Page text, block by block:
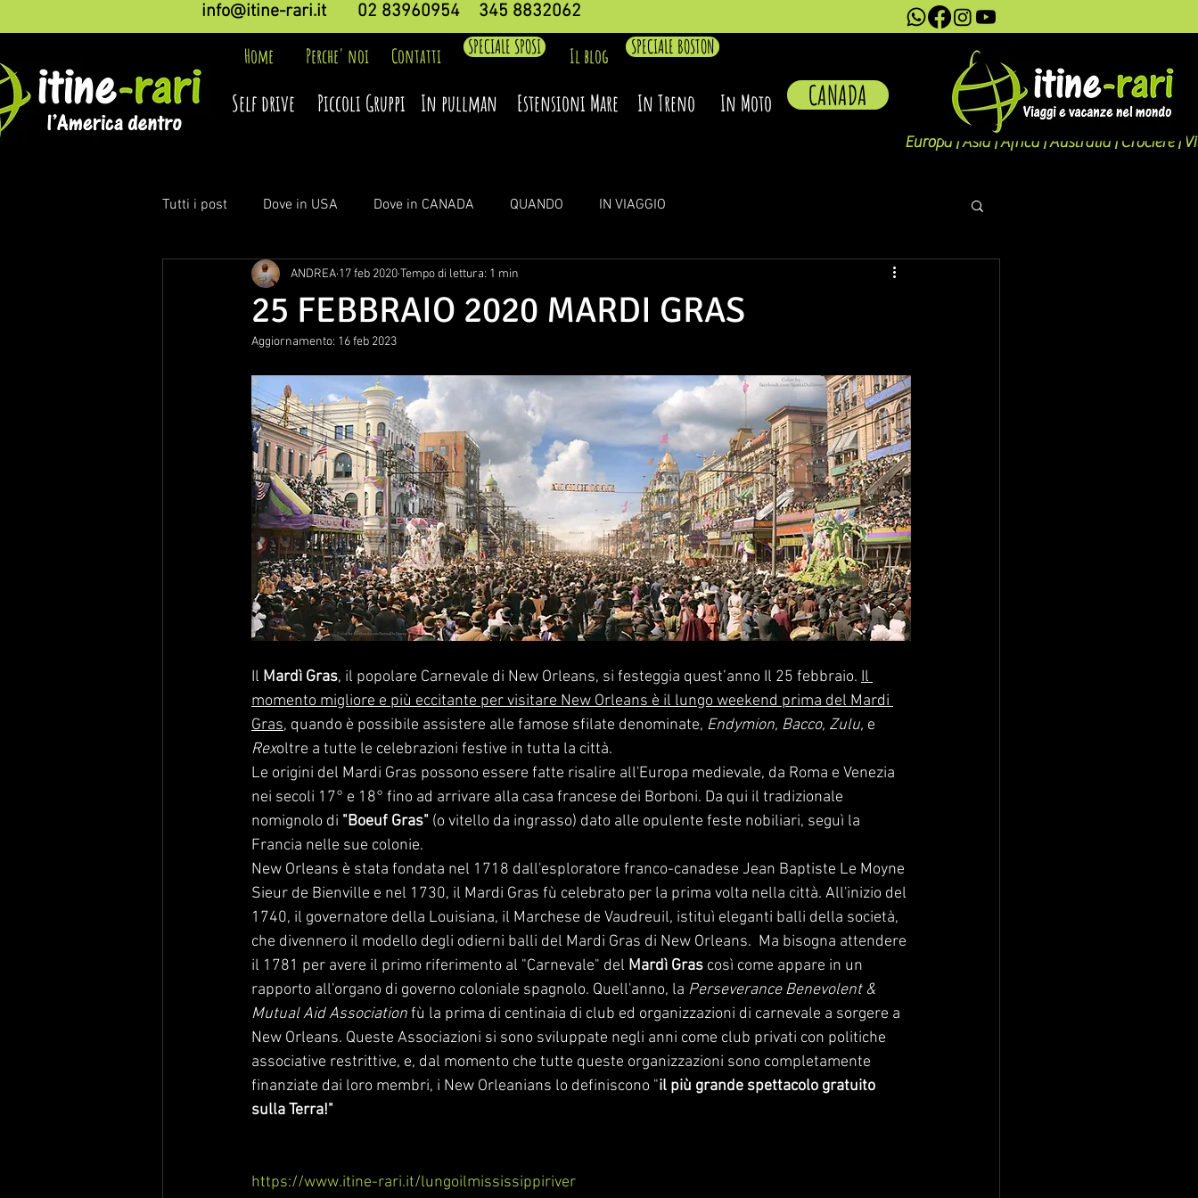
info@itine-rari.it 02 83960954 345 8832062
Home
Self drive
Perche' noi
Piccoli Gruppi
Contatti SPECIALE SPOSI Il blog
In pullman Estensioni Mare
SPECIALE BOSTON
In Treno In Moto CANADA
Europa | Asia | Africa | Australia | Crociere |
Tutti i post Dove in USA Dove in CANADA QUANDO IN VIAGGIO
25 FEBBRAIO 2020 MARDI GRAS
ANDREA 17 feb 2020Tempo di lettura: 1 min
Aggiornamento: 16 feb 2023
Il Mardì Gras, il popolare Carnevale di New Orleans, si festeggia quest’anno Il 25 febbraio. Il
momento migliore e più eccitante per visitare New Orleans è il lungo weekend prima del Mardi
Gras, quando è possibile assistere alle famose sfilate denominate, Endymion, Bacco, Zulu, e
Rexoltre a tutte le celebrazioni festive in tutta la città.
Le origini del Mardi Gras possono essere fatte risalire all'Europa medievale, da Roma e Venezia
nei secoli 17° e 18° fino ad arrivare alla casa francese dei Borboni. Da qui il tradizionale
nomignolo di "Boeuf Gras" (o vitello da ingrasso) dato alle opulente feste nobiliari, seguì la
Francia nelle sue colonie.
New Orleans è stata fondata nel 1718 dall'esploratore franco-canadese Jean Baptiste Le Moyne
Sieur de Bienville e nel 1730, il Mardi Gras fù celebrato per la prima volta nella città. All'inizio del
1740, il governatore della Louisiana, il Marchese de Vaudreuil, istituì eleganti balli della società,
che divennero il modello degli odierni balli del Mardi Gras di New Orleans.  Ma bisogna attendere
il 1781 per avere il primo riferimento al "Carnevale" del Mardì Gras così come appare in un
rapporto all'organo di governo coloniale spagnolo. Quell'anno, la Perseverance Benevolent &
Mutual Aid Association fù la prima di centinaia di club ed organizzazioni di carnevale a sorgere a
New Orleans. Queste Associazioni si sono sviluppate negli anni come club privati ​​con politiche
associative restrittive, e, dal momento che tutte queste organizzazioni sono completamente
finanziate dai loro membri, i New Orleanians lo definiscono "il più grande spettacolo gratuito
sulla Terra!"
https://www.itine-rari.it/lungoilmississippiriver